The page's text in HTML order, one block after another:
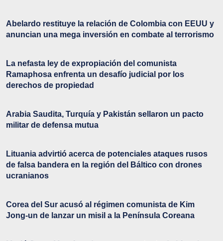
Abelardo restituye la relación de Colombia con EEUU y
anuncian una mega inversión en combate al terrorismo
La nefasta ley de expropiación del comunista
Ramaphosa enfrenta un desafío judicial por los
derechos de propiedad
Arabia Saudita, Turquía y Pakistán sellaron un pacto
militar de defensa mutua
Lituania advirtió acerca de potenciales ataques rusos
de falsa bandera en la región del Báltico con drones
ucranianos
Corea del Sur acusó al régimen comunista de Kim
Jong-un de lanzar un misil a la Península Coreana